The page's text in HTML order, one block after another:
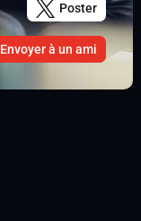
Poster
Envoyer à un ami